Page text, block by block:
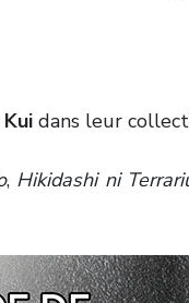
dans leur
, Hikidashi ni